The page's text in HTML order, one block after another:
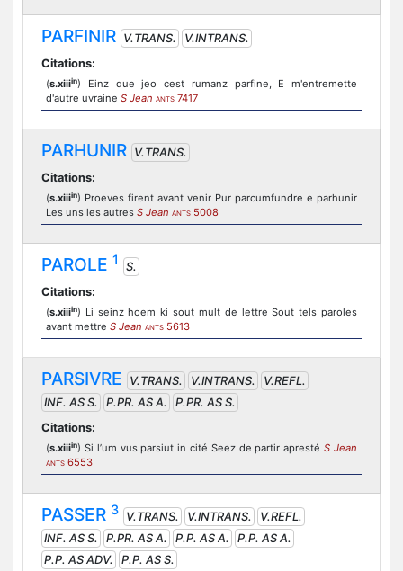
PARFINIR V.TRANS.
V.INTRANS.
Citations:
(s.xiiiin) Einz que jeo cest rumanz parfine, E m'entremette
d'autre uvraine S Jean ANTS 7417
PARHUNIR V.TRANS.
Citations:
(s.xiiiin) Proeves firent avant venir Pur parcumfundre e parhunir
Les uns les autres S Jean ANTS 5008
PAROLE 1
S.
Citations:
(s.xiiiin) Li seinz hoem ki sout mult de lettre Sout tels paroles
avant mettre S Jean ANTS 5613
PARSIVRE V.TRANS. V.INTRANS.
V.REFL.
INF. AS S.
P.PR. AS A.
P.PR. AS S.
Citations:
(s.xiiiin) Si l’um vus parsiut in cité Seez de partir aprestéS Jean
ANTS 6553
PASSER 3 V.TRANS. V.INTRANS.
V.REFL.
INF. AS S.
P.PR. AS A. P.P. AS A.
P.P. AS A.
P.P. AS ADV.
P.P. AS S.